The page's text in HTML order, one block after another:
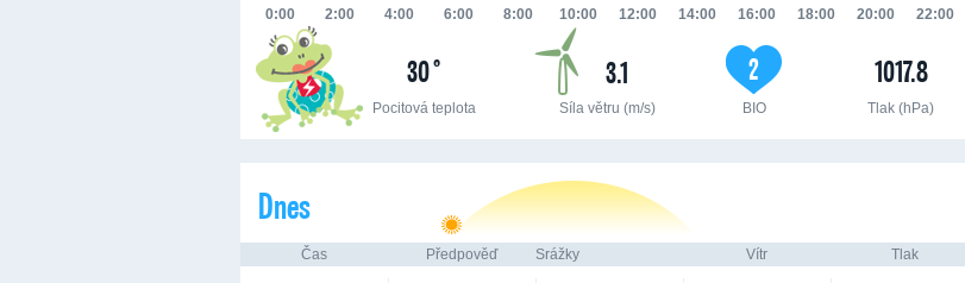
0:00 2:00 4:00 6:00 8:00 10:00 12:00 14:00 16:00 18:00 20:00 22:00
30 °
Pocitová teplota
3.1
Síla větru (m/s)
2
BIO
1017.8
Tlak (hPa)
Dnes
Čas Předpověď Srážky Vítr Tlak